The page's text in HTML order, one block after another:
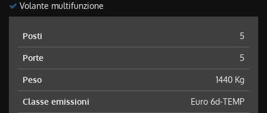
Volante multifunzione
Posti 5
Porte 5
Peso 1440 Kg
Classe emissioni Euro 6d-TEMP